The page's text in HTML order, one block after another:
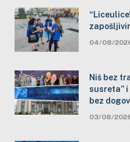
04/08/
Niš bez
susreta”
bez
03/08/